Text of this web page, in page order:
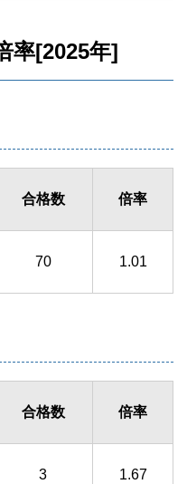
率[2025年]
合格数 倍率
70 1.01
合格数 倍率
3 1.67